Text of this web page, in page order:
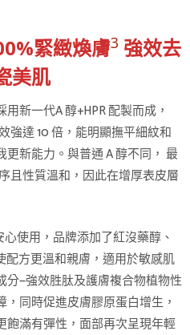
緊緻煥膚3 強效去
美肌
新一代A 醇+HPR 配製而成，
強達 10 倍，能明顯撫平細紋和
新能力。與普通 A 醇不同， 最
且性質溫和，因此在增厚表皮層
使用，品牌添加了紅沒藥醇、
配方更溫和親膚，適用於敏感肌
—強效胜肽及護膚複合物植物性
同時促進皮膚膠原蛋白增生，
飽滿有彈性，面部再次呈現年輕